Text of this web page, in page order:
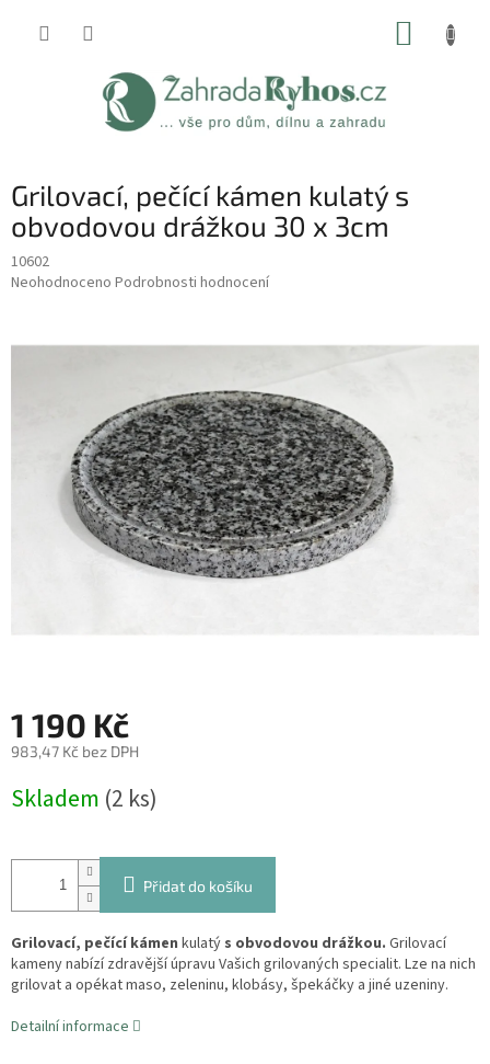
Grilovací, pečící kámen kulatý s
obvodovou drážkou 30 x 3cm
10602
Průměrné
je
Neohodnoceno Podrobnosti hodnocení
1 190 Kč
983,47 Kč bez DPH
cena:
Skladem (2 ks)
Přidat do košíku
Grilovací, pečící kámen kulatý s obvodovou drážkou. Grilovací
kameny nabízí zdravější úpravu Vašich grilovaných specialit. Lze na nich
grilovat a opékat maso, zeleninu, klobásy, špekáčky a jiné uzeniny.
Detailní informace